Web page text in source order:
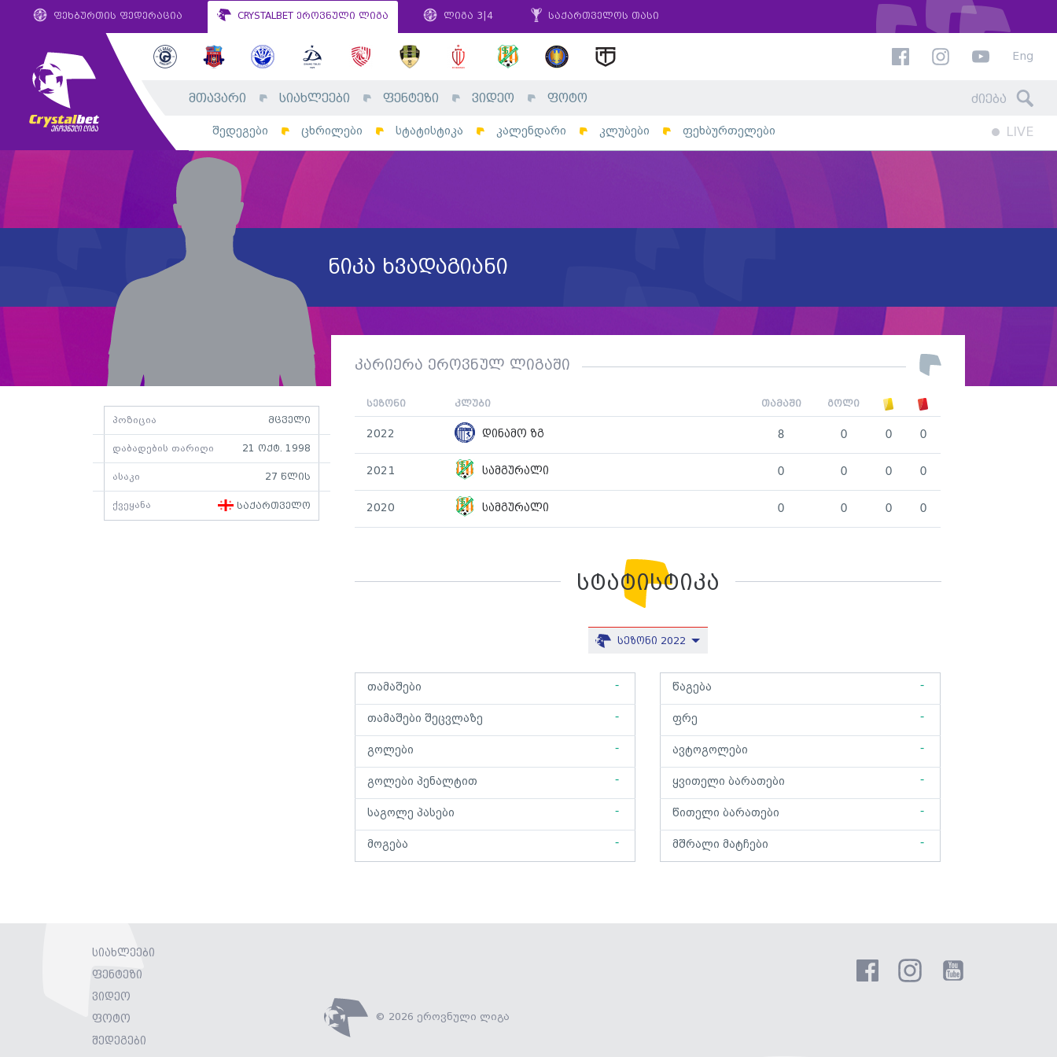
ფეხბურთის ფედერაცია CRYSTALBET ეროვნული ლიგა ლიგა 3|4 საქართველოს თასი
Eng
მთავარი სიახლეები ფენტეზი ვიდეო ფოტო
შედეგები ცხრილები სტატისტიკა კალენდარი კლუბები ფეხბურთელები LIVE
ნიკა ხვადაგიანი
პოზიცია მცველი
დაბადების თარიღი 21 ოქტ. 1998
ასაკი 27 წლის
ქვეყანა საქართველო
კარიერა ეროვნულ ლიგაში
სეზონი კლუბი თამაში გოლი
2022 დინამო ზგ 8 0 0 0
2021 სამგურალი 0 0 0 0
2020 სამგურალი 0 0 0 0
სტატისტიკა
სეზონი 2022
თამაშები -
თამაშები შეცვლაზე -
გოლები -
გოლები პენალტით -
საგოლე პასები -
მოგება -
წაგება -
ფრე -
ავტოგოლები -
ყვითელი ბარათები -
წითელი ბარათები -
მშრალი მატჩები -
სიახლეები
ფენტეზი
ვიდეო
ფოტო
შედეგები
© 2026 ეროვნული ლიგა